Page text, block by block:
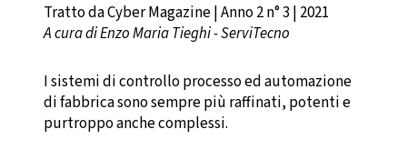
Tratto da Cyber Magazine | Anno 2 n° 3 | 2021
A cura di Enzo Maria Tieghi - ServiTecno
I sistemi di controllo processo ed automazione
di fabbrica sono sempre più raffinati, potenti e
purtroppo anche complessi.